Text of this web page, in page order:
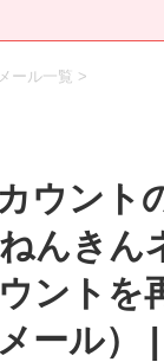
ール一覧 >
ウント
んきん
ントを
ール）